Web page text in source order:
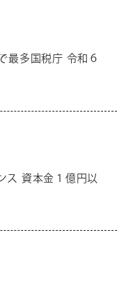
最多国税庁 令和６
ス 資本金１億円以